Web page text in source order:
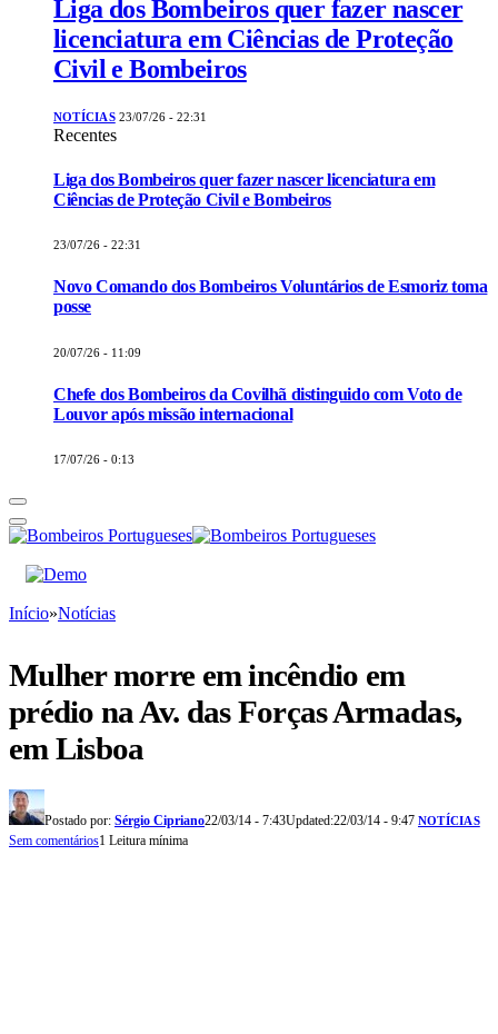
Liga dos Bombeiros quer fazer nascer
licenciatura em Ciências de Proteção
Civil e Bombeiros
NOTÍCIAS 23/07/26 - 22:31
Recentes
Liga dos Bombeiros quer fazer nascer licenciatura em
Ciências de Proteção Civil e Bombeiros
23/07/26 - 22:31
Novo Comando dos Bombeiros Voluntários de Esmoriz toma
posse
20/07/26 - 11:09
Chefe dos Bombeiros da Covilhã distinguido com Voto de
Louvor após missão internacional
17/07/26 - 0:13
Início»Notícias
Mulher morre em incêndio em
prédio na Av. das Forças Armadas,
em Lisboa
Postado por: Sérgio Cipriano22/03/14 - 7:43Updated:22/03/14 - 9:47 NOTÍCIAS
Sem comentários1 Leitura mínima